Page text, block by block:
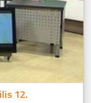
12.